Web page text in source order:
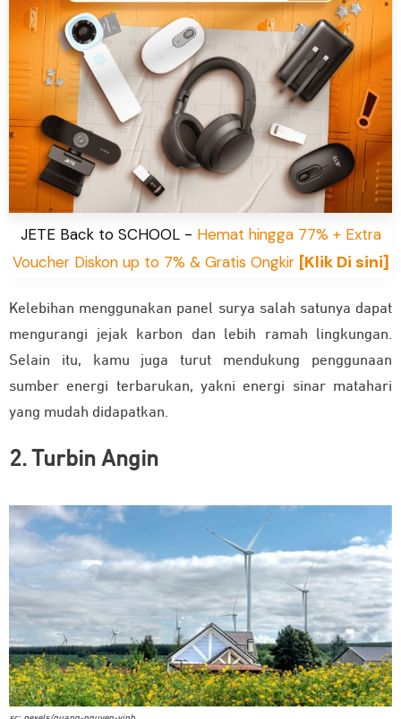
JETE Back to SCHOOL - Hemat hingga 77% + Extra
Voucher Diskon up to 7% & Gratis Ongkir [Klik Di sini]
Kelebihan menggunakan panel surya salah satunya dapat
mengurangi jejak karbon dan lebih ramah lingkungan.
Selain itu, kamu juga turut mendukung penggunaan
sumber energi terbarukan, yakni energi sinar matahari
yang mudah didapatkan.
2. Turbin Angin